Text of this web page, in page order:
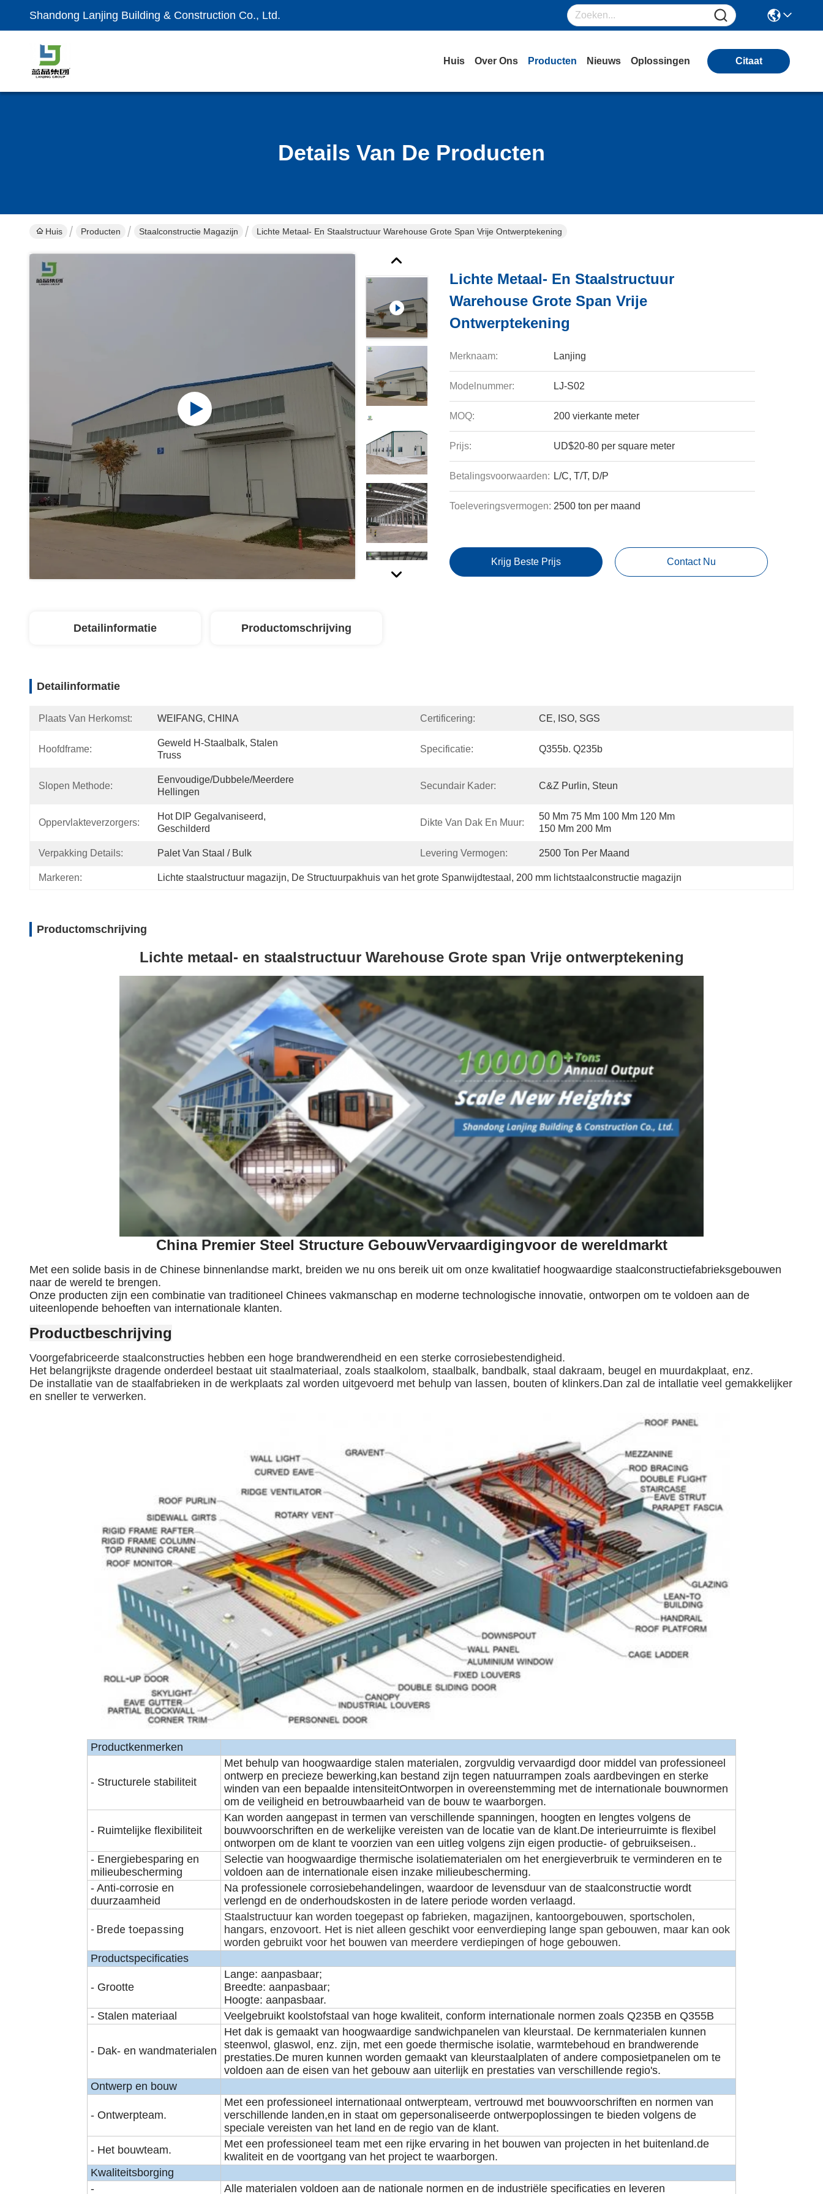
Shandong Lanjing Building & Construction Co., Ltd.
Huis Over Ons Producten Nieuws Oplossingen Citaat
Details Van De Producten
Huis Producten Staalconstructie Magazijn Lichte Metaal- En Staalstructuur Warehouse Grote Span Vrije Ontwerptekening
Lichte Metaal- En Staalstructuur
Warehouse Grote Span Vrije
Ontwerptekening
Merknaam: Lanjing
Modelnummer: LJ-S02
MOQ: 200 vierkante meter
Prijs: UD$20-80 per square meter
Betalingsvoorwaarden: L/C, T/T, D/P
Toeleveringsvermogen: 2500 ton per maand
Krijg Beste Prijs Contact Nu
Detailinformatie Productomschrijving
Detailinformatie
Plaats Van Herkomst: WEIFANG, CHINA Certificering: CE, ISO, SGS
Hoofdframe:
Geweld H-Staalbalk, Stalen
Truss
Specificatie: Q355b. Q235b
Slopen Methode:
Eenvoudige/dubbele/meerdere
Hellingen
Secundair Kader: C&Z Purlin, Steun
Oppervlakteverzorgers:
Hot DIP Gegalvaniseerd,
Geschilderd
Dikte Van Dak En Muur:
50 Mm 75 Mm 100 Mm 120 Mm
150 Mm 200 Mm
Verpakking Details: Palet Van Staal / Bulk Levering Vermogen: 2500 Ton Per Maand
Markeren: Lichte staalstructuur magazijn, De Structuurpakhuis van het grote Spanwijdtestaal , 200 mm lichtstaalconstructie magazijn
Productomschrijving
Lichte metaal- en staalstructuur Warehouse Grote span Vrije ontwerptekening
China Premier Steel Structure GebouwVervaardigingvoor de wereldmarkt
Met een solide basis in de Chinese binnenlandse markt, breiden we nu ons bereik uit om onze kwalitatief hoogwaardige staalconstructiefabrieksgebouwen
naar de wereld te brengen.
Onze producten zijn een combinatie van traditioneel Chinees vakmanschap en moderne technologische innovatie, ontworpen om te voldoen aan de
uiteenlopende behoeften van internationale klanten.
Productbeschrijving
Voorgefabriceerde staalconstructies hebben een hoge brandwerendheid en een sterke corrosiebestendigheid.
Het belangrijkste dragende onderdeel bestaat uit staalmateriaal, zoals staalkolom, staalbalk, bandbalk, staal dakraam, beugel en muurdakplaat, enz.
De installatie van de staalfabrieken in de werkplaats zal worden uitgevoerd met behulp van lassen, bouten of klinkers.Dan zal de intallatie veel gemakkelijker
en sneller te verwerken.
Productkenmerken
- Structurele stabiliteit
Met behulp van hoogwaardige stalen materialen, zorgvuldig vervaardigd door middel van professioneel
ontwerp en precieze bewerking,kan bestand zijn tegen natuurrampen zoals aardbevingen en sterke
winden van een bepaalde intensiteitOntworpen in overeenstemming met de internationale bouwnormen
om de veiligheid en betrouwbaarheid van de bouw te waarborgen.
- Ruimtelijke flexibiliteit
Kan worden aangepast in termen van verschillende spanningen, hoogten en lengtes volgens de
bouwvoorschriften en de werkelijke vereisten van de locatie van de klant.De interieurruimte is flexibel
ontworpen om de klant te voorzien van een uitleg volgens zijn eigen productie- of gebruikseisen..
- Energiebesparing en
milieubescherming
Selectie van hoogwaardige thermische isolatiematerialen om het energieverbruik te verminderen en te
voldoen aan de internationale eisen inzake milieubescherming.
- Anti-corrosie en
duurzaamheid
Na professionele corrosiebehandelingen, waardoor de levensduur van de staalconstructie wordt
verlengd en de onderhoudskosten in de latere periode worden verlaagd.
- Brede toepassing
Staalstructuur kan worden toegepast op fabrieken, magazijnen, kantoorgebouwen, sportscholen,
hangars, enzovoort. Het is niet alleen geschikt voor eenverdieping lange span gebouwen, maar kan ook
worden gebruikt voor het bouwen van meerdere verdiepingen of hoge gebouwen.
Productspecificaties
- Grootte
Lange: aanpasbaar;
Breedte: aanpasbaar;
Hoogte: aanpasbaar.
- Stalen materiaal
Veelgebruikt koolstofstaal van hoge kwaliteit, conform internationale normen zoals Q235B en Q355B
- Dak- en wandmaterialen
Het dak is gemaakt van hoogwaardige sandwichpanelen van kleurstaal. De kernmaterialen kunnen
steenwol, glaswol, enz. zijn, met een goede thermische isolatie, warmtebehoud en brandwerende
prestaties.De muren kunnen worden gemaakt van kleurstaalplaten of andere composietpanelen om te
voldoen aan de eisen van het gebouw aan uiterlijk en prestaties van verschillende regio's.
Ontwerp en bouw
- Ontwerpteam.
Met een professioneel internationaal ontwerpteam, vertrouwd met bouwvoorschriften en normen van
verschillende landen,en in staat om gepersonaliseerde ontwerpoplossingen te bieden volgens de
speciale vereisten van het land en de regio van de klant.
- Het bouwteam.
Met een professioneel team met een rijke ervaring in het bouwen van projecten in het buitenland.de
kwaliteit en de voortgang van het project te waarborgen.
Kwaliteitsborging
-
Alle materialen voldoen aan de nationale normen en de industriële specificaties en leveren